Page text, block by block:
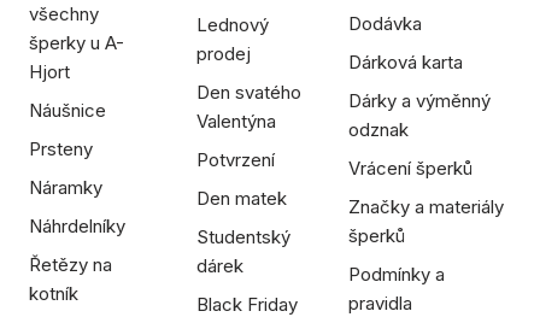
všechny
šperky u A-
Hjort
Náušnice
Prsteny
Náramky
Náhrdelníky
Řetězy na
kotník
Lednový
prodej
Den svatého
Valentýna
Potvrzení
Den matek
Studentský
dárek
Black Friday
Dodávka
Dárková karta
Dárky a výměnný
odznak
Vrácení šperků
Značky a materiály
šperků
Podmínky a
pravidla